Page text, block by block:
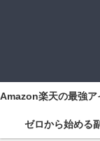
ゼロから始める